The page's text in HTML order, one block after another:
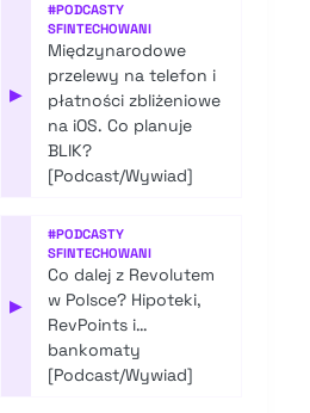
▶
#PODCASTY
SFINTECHOWANI
Międzynarodowe
przelewy na telefon i
płatności zbliżeniowe
na iOS. Co planuje
BLIK?
[Podcast/Wywiad]
▶
#PODCASTY
SFINTECHOWANI
Co dalej z Revolutem
w Polsce? Hipoteki,
RevPoints i…
bankomaty
[Podcast/Wywiad]